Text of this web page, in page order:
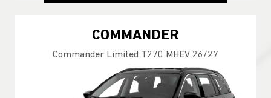
COMMANDER
Commander Limited T270 MHEV 26/27